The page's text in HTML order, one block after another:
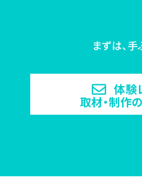
まずは、
体験
取材・制